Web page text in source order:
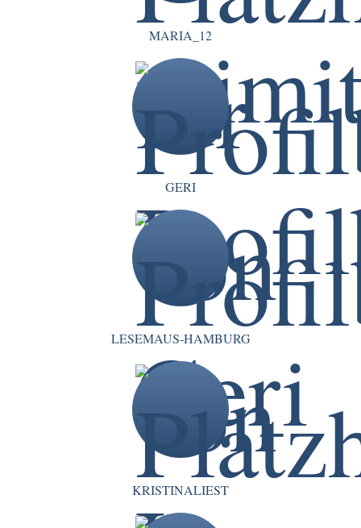
MARIA_12
GERI
LESEMAUS-HAMBURG
KRISTINALIEST